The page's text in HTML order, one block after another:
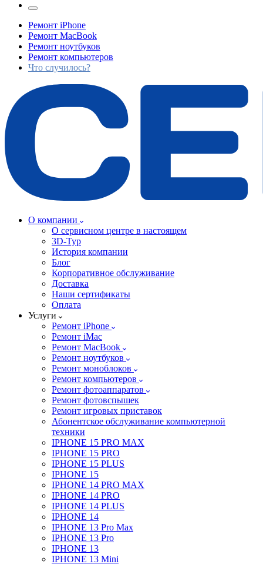
Ремонт iPhone
Ремонт MacBook
Ремонт ноутбуков
Ремонт компьютеров
Что случилось?
О компании
О сервисном центре в настоящем
3D-Тур
История компании
Блог
Корпоративное обслуживание
Доставка
Наши сертификаты
Оплата
Услуги
Ремонт iPhone
Ремонт iMac
Ремонт MacBook
Ремонт ноутбуков
Ремонт моноблоков
Ремонт компьютеров
Ремонт фотоаппаратов
Ремонт фотовспышек
Ремонт игровых приставок
Абонентское обслуживание компьютерной
техники
IPHONE 15 PRO MAX
IPHONE 15 PRO
IPHONE 15 PLUS
IPHONE 15
IPHONE 14 PRO MAX
IPHONE 14 PRO
IPHONE 14 PLUS
IPHONE 14
IPHONE 13 Pro Max
IPHONE 13 Pro
IPHONE 13
IPHONE 13 Mini